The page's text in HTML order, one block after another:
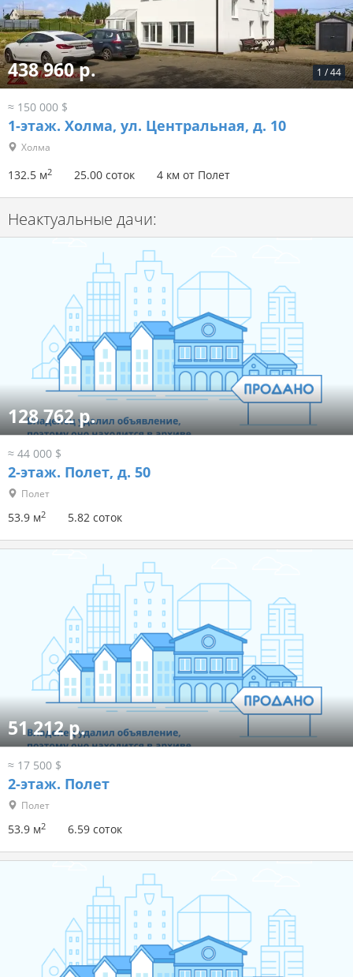
1 /44
438 960 р.
≈ 150 000 $
1-этаж. Холма, ул. Центральная, д. 10
Холма
132.5 м2 25.00 соток 4 км от Полет
Неактуальные дачи:
128 762 р.
≈ 44 000 $
2-этаж. Полет, д. 50
Полет
53.9 м2 5.82 соток
51 212 р.
≈ 17 500 $
2-этаж. Полет
Полет
53.9 м2 6.59 соток